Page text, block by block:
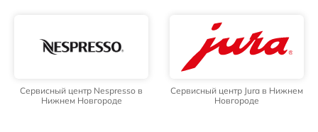
Сервисный центр Nespresso в
Нижнем Новгороде
Сервисный центр Jura в Нижнем
Новгороде